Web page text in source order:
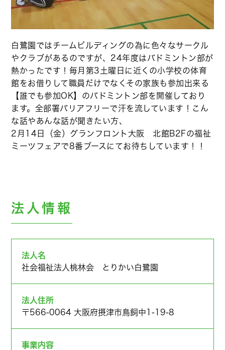
白鷺園ではチームビルディングの為に色々なサークル
やクラブがあるのですが、24年度はバドミントン部が
熱かったです！毎月第3土曜日に近くの小学校の体育
館をお借りして職員だけでなくその家族も参加出来る
【誰でも参加OK】のバドミントン部を開催しており
ます。全部署バリアフリーで汗を流しています！こん
な話やあんな話が聞きたい方、
2月14日（金）グランフロント大阪 北館B2Fの福祉
ミーツフェアで8番ブースにてお待ちしています！！
法人情報
法人名
社会福祉法人桃林会 とりかい白鷺園
法人住所
〒566-0064 大阪府摂津市鳥飼中1-19-8
事業内容